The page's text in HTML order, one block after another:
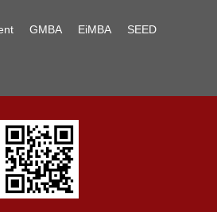
GMBA EiMBA SEED